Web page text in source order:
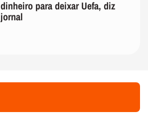
dinheiro para deixar Uefa, diz
jornal